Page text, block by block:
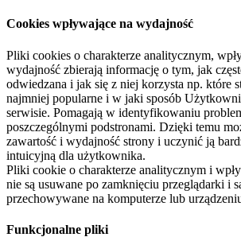
Cookies wpływające na wydajność
Pliki cookies o charakterze analitycznym,
wydajność zbierają informację o tym, jak
odwiedzana i jak się z niej korzysta np. które
najmniej popularne i w jaki sposób
serwisie. Pomagają w identyfikowaniu
poszczególnymi podstronami. Dzięki temu
zawartość i wydajność strony i uczynić ją
intuicyjną dla użytkownika.
Pliki cookie o charakterze analitycznym i
nie są usuwane po zamknięciu przeglądarki i
przechowywane na komputerze lub
Funkcjonalne pliki